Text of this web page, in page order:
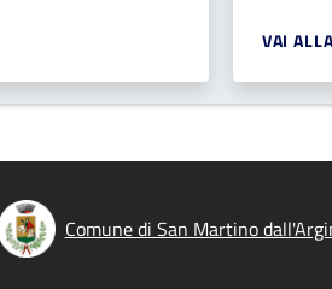
VAI
Comune di San Martino